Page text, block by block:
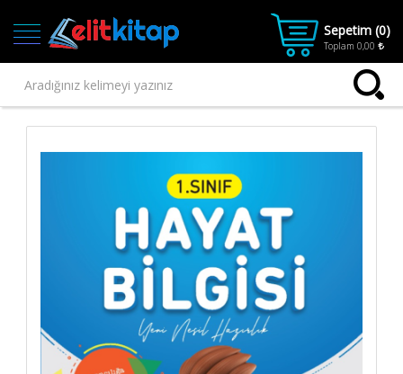
Sepetim (0)
Toplam 0,00
Kategoriler
1.SINIF
2.SINIF